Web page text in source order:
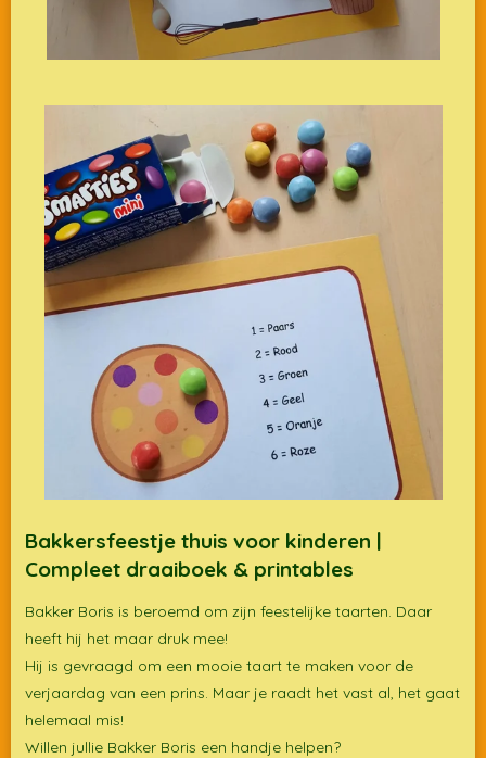
Bakkersfeestje thuis voor kinderen |
Compleet draaiboek & printables
Bakker Boris is beroemd om zijn feestelijke taarten. Daar
heeft hij het maar druk mee!
Hij is gevraagd om een mooie taart te maken voor de
verjaardag van een prins. Maar je raadt het vast al, het gaat
helemaal mis!
Willen jullie Bakker Boris een handje helpen?